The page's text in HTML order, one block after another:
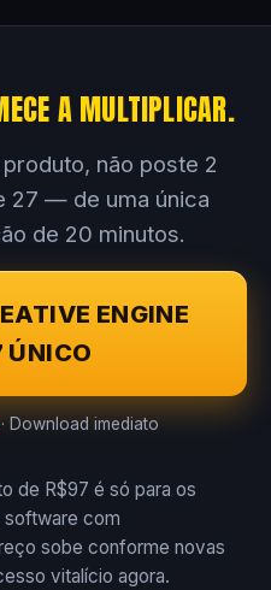
A MULTIPLICAR.
não poste 2
27 — de uma única
de 20 minutos.
ENGINE
· Download imediato
de R$97 é só para os
software com
sobe conforme novas
vitalício agora.